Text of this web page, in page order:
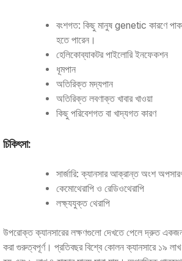
বংশগত: কিছু মানুষ genetic কারণে
হতে পারেন।
হেলিকোব্যাকটর পাইলোরি ইনফেকশন
ধূমপান
অতিরিক্ত মদ্যপান
অতিরিক্ত লবণাক্ত খাবার খাওয়া
কিছু পরিবেশগত বা খাদ্যগত কারণ
চিকিৎসা:
সার্জারি: ক্যানসার আক্রান্ত অংশ
কেমোথেরাপি ও রেডিওথেরাপি
লক্ষ্যযুক্ত থেরাপি
উপরোক্ত ক্যানসারের লক্ষণগুলো দেখতে পেলে দ্রুত একজন
করা গুরুত্বপূর্ণ। প্রতিবছর বিশ্বে কোলন ক্যানসারে ১৯